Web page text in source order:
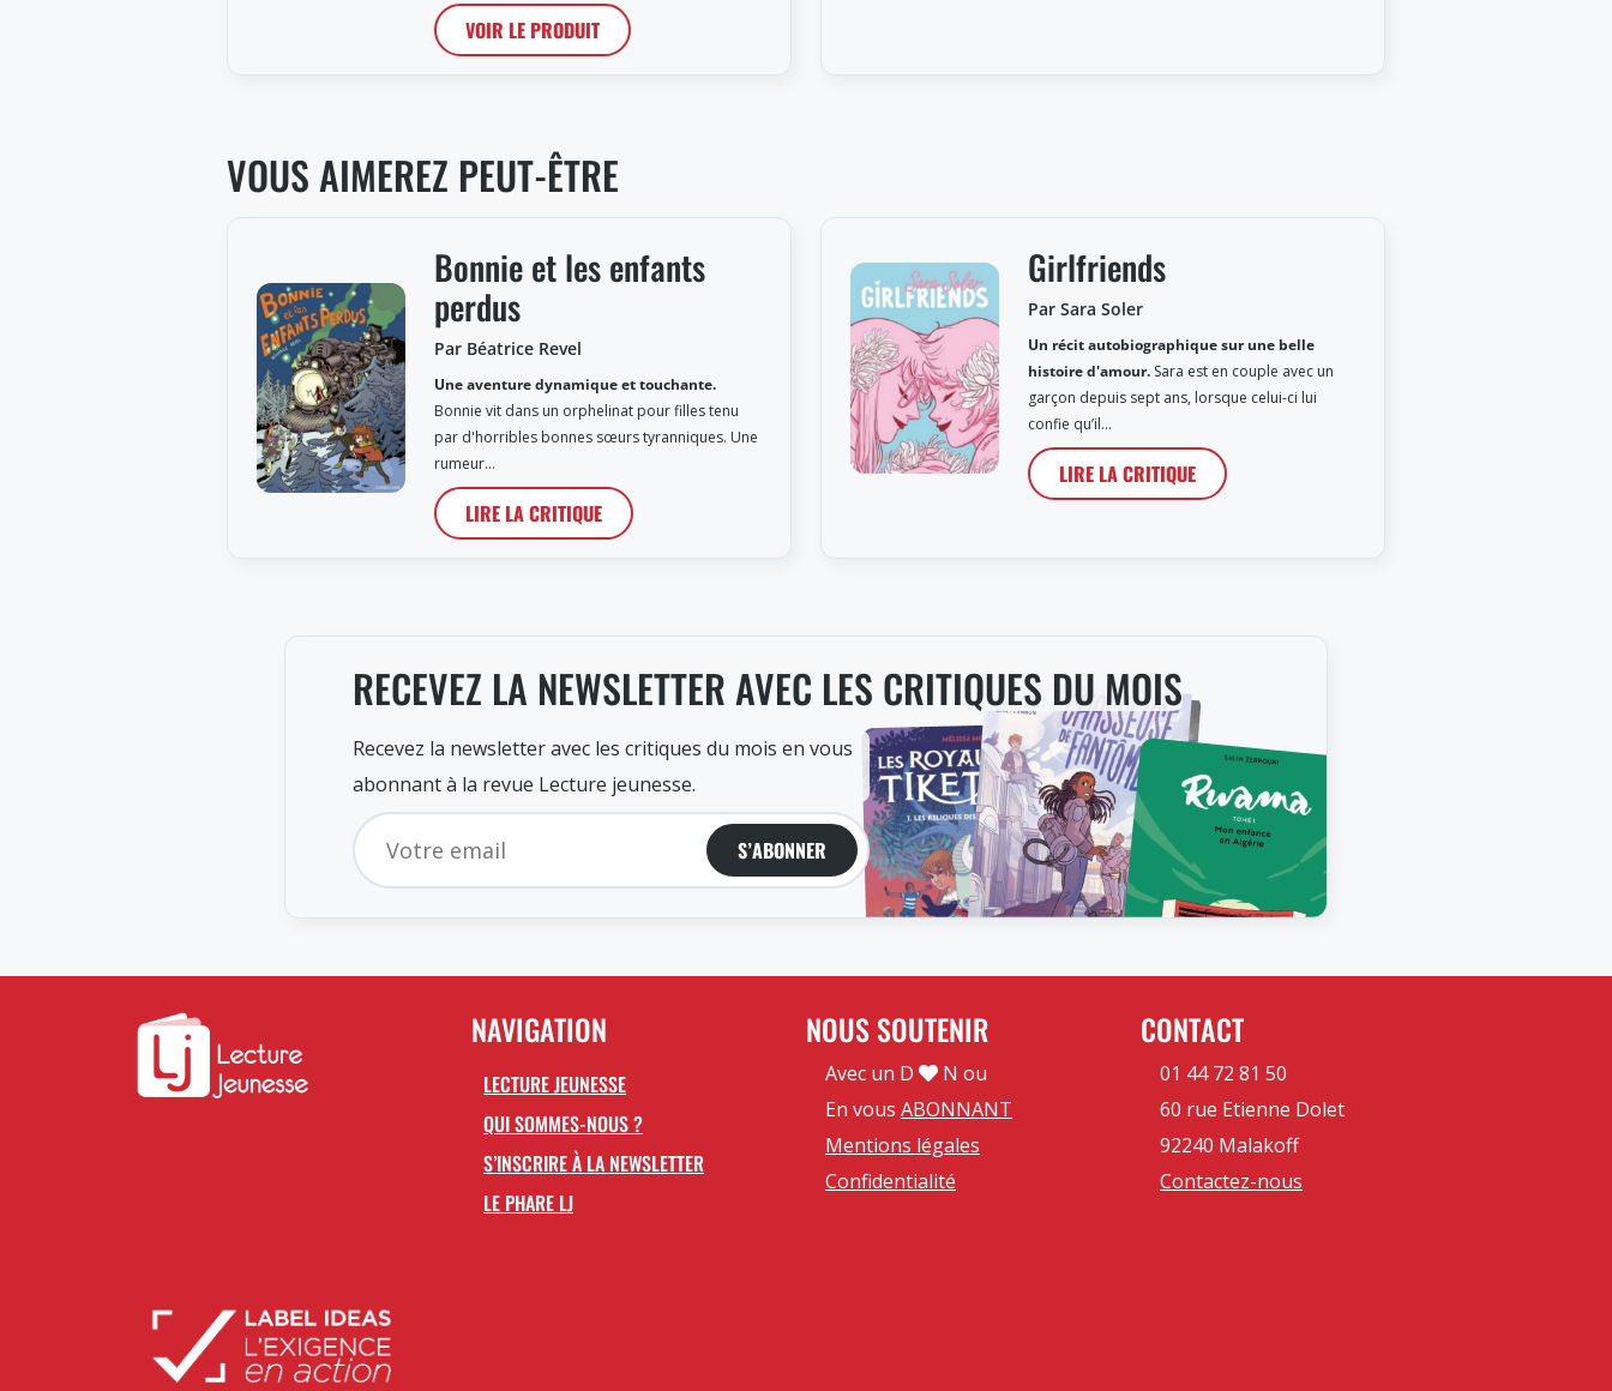
VOIR LE PRODUIT
VOUS AIMEREZ PEUT-ÊTRE
Bonnie et les enfants
perdus
Par Béatrice Revel
Une aventure dynamique et touchante.
Bonnie vit dans un orphelinat pour filles tenu
par d'horribles bonnes sœurs tyranniques. Une
rumeur…
LIRE LA CRITIQUE
Girlfriends
Par Sara Soler
Un récit autobiographique sur une belle
histoire d'amour. Sara est en couple avec un
garçon depuis sept ans, lorsque celui-ci lui
confie qu’il…
LIRE LA CRITIQUE
RECEVEZ LA NEWSLETTER AVEC LES CRITIQUES DU MOIS
Recevez la newsletter avec les critiques du mois en vous
abonnant à la revue Lecture jeunesse.
S’ABONNER
NAVIGATION
LECTURE JEUNESSE
QUI SOMMES-NOUS ?
S’INSCRIRE À LA NEWSLETTER
LE PHARE LJ
NOUS SOUTENIR
Avec un D
N ou
En vous ABONNANT
Mentions légales
Confidentialité
CONTACT
01 44 72 81 50
60 rue Etienne Dolet
92240 Malakoff
Contactez-nous